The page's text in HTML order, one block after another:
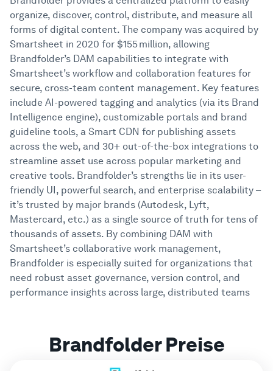
Sicherheit
Vergleichen
Kundenstimmen
Blog
Lernen
Hilfe-Center
organize, discover, control, distribute, and measure all
forms of digital content. The company was acquired by
Smartsheet in 2020 for $155 million, allowing
Brandfolder’s DAM capabilities to integrate with
Smartsheet’s workflow and collaboration features for
secure, cross-team content management. Key features
include AI-powered tagging and analytics (via its Brand
Intelligence engine), customizable portals and brand
guideline tools, a Smart CDN for publishing assets
across the web, and 30+ out-of-the-box integrations to
streamline asset use across popular marketing and
creative tools. Brandfolder’s strengths lie in its user-
friendly UI, powerful search, and enterprise scalability –
it’s trusted by major brands (Autodesk, Lyft,
Mastercard, etc.) as a single source of truth for tens of
thousands of assets. By combining DAM with
Smartsheet’s collaborative work management,
Brandfolder is especially suited for organizations that
need robust asset governance, version control, and
performance insights across large, distributed teams
Brandfolder Preise